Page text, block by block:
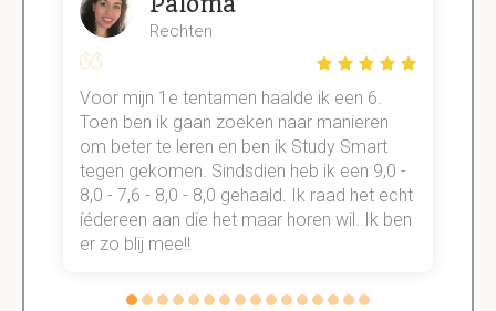
Rechten
Voor mijn 1e tentamen haalde ik een 6.
Toen ben ik gaan zoeken naar manieren
om beter te leren en ben ik Study Smart
tegen gekomen. Sindsdien heb ik een 9,0 -
8,0 - 7,6 - 8,0 - 8,0 gehaald. Ik raad het echt
íédereen aan die het maar horen wil. Ik ben
er zo blij mee!!